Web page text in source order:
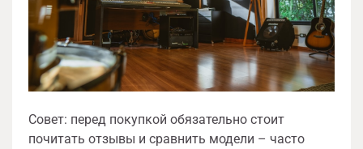
Совет: перед покупкой обязательно стоит
почитать отзывы и сравнить модели – часто